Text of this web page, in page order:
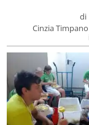
di
Cinzia Timpano